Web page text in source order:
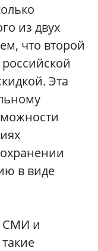
из двух
что второй
Эта
в виде
СМИ и